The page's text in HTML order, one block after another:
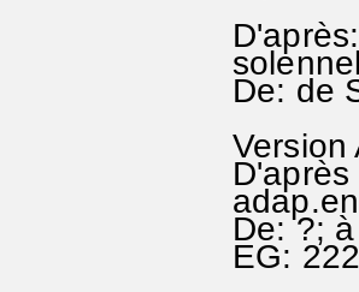
De: de
Version
De: ?;
EG: